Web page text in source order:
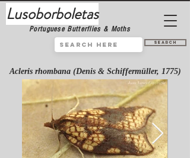
Lusoborboletas
Portuguese Butterflies & Moths
Search
Acleris rhombana (Denis & Schiffermüller, 1775)